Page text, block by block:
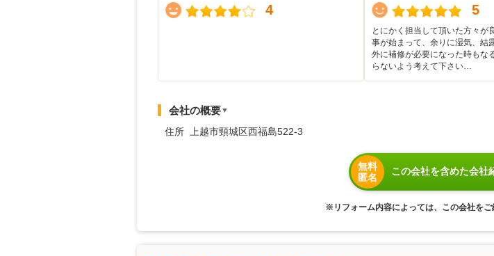
4 5
とにかく担当して頂いた方々が
事が始まって、余りに湿気、結
外に補修が必要になった時もな
らないよう考えて下さい…
会社の概要▼
住所 上越市頸城区西福島522-3
無料
匿名
この会社を含めた会社
※リフォーム内容によっては、この会社をご